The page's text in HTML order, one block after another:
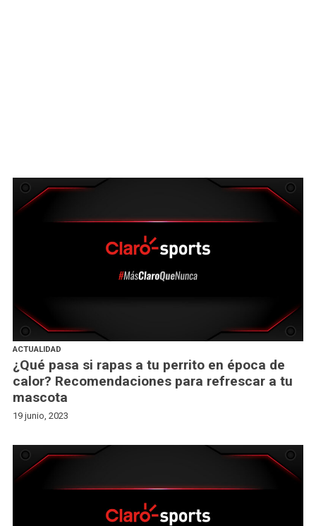
ACTUALIDAD
¿Qué pasa si rapas a tu perrito en época de
calor? Recomendaciones para refrescar a tu
mascota
19 junio, 2023